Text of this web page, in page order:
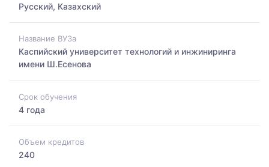
Русский, Казахский
Название ВУЗа
Каспийский университет технологий и инжиниринга
имени Ш.Есенова
Срок обучения
4 года
Объем кредитов
240